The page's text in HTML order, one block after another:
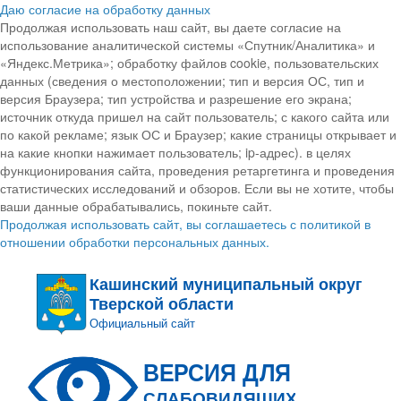
Даю согласие на обработку данных
Продолжая использовать наш сайт, вы даете согласие на
использование аналитической системы «Спутник/Аналитика» и
«Яндекс.Метрика»; обработку файлов cookie, пользовательских
данных (сведения о местоположении; тип и версия ОС, тип и
версия Браузера; тип устройства и разрешение его экрана;
источник откуда пришел на сайт пользователь; с какого сайта или
по какой рекламе; язык ОС и Браузер; какие страницы открывает и
на какие кнопки нажимает пользователь; ip-адрес). в целях
функционирования сайта, проведения ретаргетинга и проведения
статистических исследований и обзоров. Если вы не хотите, чтобы
ваши данные обрабатывались, покиньте сайт.
Продолжая использовать сайт, вы соглашаетесь с политикой в
отношении обработки персональных данных.